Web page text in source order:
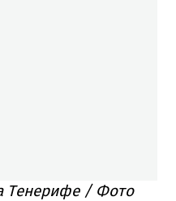
Тенерифе / Фото